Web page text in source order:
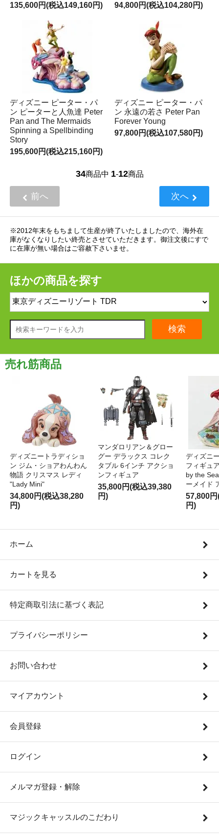
135,600円(税込149,160円)
94,800円(税込104,280円)
ディズニー ピーター・パ
ン ピーターと人魚達 Peter
Pan and The Mermaids
Spinning a Spellbinding
Story
195,600円(税込215,160円)
ディズニー ピーター・パ
ン 永遠の若さ Peter Pan
Forever Young
97,800円(税込107,580円)
34商品中 1-12商品
前へ 次へ
※2012年末をもちまして生産が終了いたしましたので、海外在
庫がなくなりしたい終売とさせていただきます。御注文後にすで
に在庫が無い場合はご容赦下さいませ。
ほかの商品を探す
検索
売れ筋商品
ディズニートラディショ
ン ジム・ショアわんわん
物語 クリスマス レディ
"Lady Mini"
34,800円(税込38,280
円)
マンダロリアン＆グロー
グー デラックス コレク
タブル 6インチ アクショ
ンフィギュア
35,800円(税込39,380
円)
ディズニ
フィギュ
by the
ーメイド
57,800
円)
ホーム
カートを見る
特定商取引法に基づく表記
プライバシーポリシー
お問い合わせ
マイアカウント
会員登録
ログイン
メルマガ登録・解除
マジックキャッスルのこだわり